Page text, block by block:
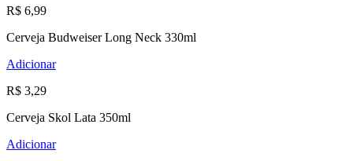
R$ 6,99
Cerveja Budweiser Long Neck 330ml
Adicionar
R$ 3,29
Cerveja Skol Lata 350ml
Adicionar